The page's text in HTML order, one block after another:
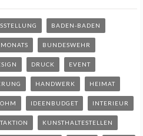
BADEN-BADEN
BUNDESWEHR
DRUCK EVENT
HANDWERK HEIMAT
IDEENBUDGET INTERIEUR
KUNSTHALTESTELLEN